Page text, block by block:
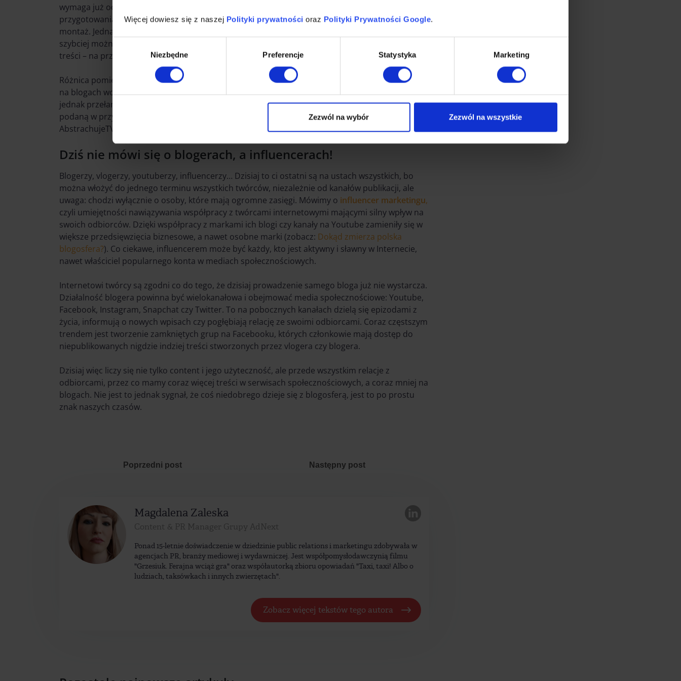
Więcej dowiesz się z naszej Polityki prywatności oraz Polityki Prywatności Google.
zgody
Niezbędne Preferencje Statystyka Marketing
Zezwól na wybór Zezwól na wszystkie
wymaga już odpowiedniego przygotowania: sprzętu, wyboru miejsca do nagrania,
przygotowania oświetlenia i dźwięku, zadbania o tło i własny wygląd; na koniec dochodzi jeszcze
montaż. Jednak i to zostało ułatwione dzięki rozwojowi technologii. Dzisiaj o wiele łatwiej i
szybciej można nagrać vloga, dzięki smartfonowi, przez co mamy wręcz wysyp błyskawicznych
treści – na przykład komentarzy do bardziej lub mniej ważnych sytuacji dla branży.
Różnica pomiędzy blogami a vlogami dotyczy rodzaju popularnych treści. Zgodnie z badaniami
na blogach wciąż poszukujemy inspiracji i wiedzy, a na vlogach – rozrywki. Ten trend zaczyna się
jednak przełamywać, o czym świadczą nowo tworzone kanały popularnonaukowe z wiedzą
podaną w przystępny sposób, czego przykładem są prowadzone przez znanych influencerów z
AbstrachujeTV kanały: „To już jutro”, „zRozum” czy „Dla pieniędzy”.
Dziś nie mówi się o blogerach, a influencerach!
Blogerzy, vlogerzy, youtuberzy, influencerzy… Dzisiaj to ci ostatni są na ustach wszystkich, bo
można włożyć do jednego terminu wszystkich twórców, niezależnie od kanałów publikacji, ale
uwaga: chodzi wyłącznie o osoby, które mają ogromne zasięgi. Mówimy o influencer marketingu,
czyli umiejętności nawiązywania współpracy z twórcami internetowymi mającymi silny wpływ na
swoich odbiorców. Dzięki współpracy z markami ich blogi czy kanały na Youtube zamieniły się w
większe przedsięwzięcia biznesowe, a nawet osobne marki (zobacz: Dokąd zmierza polska
blogosfera?). Co ciekawe, influencerem może być każdy, kto jest aktywny i sławny w Internecie,
nawet właściciel popularnego konta w mediach społecznościowych.
Internetowi twórcy są zgodni co do tego, że dzisiaj prowadzenie samego bloga już nie wystarcza.
Działalność blogera powinna być wielokanałowa i obejmować media społecznościowe: Youtube,
Facebook, Instagram, Snapchat czy Twitter. To na pobocznych kanałach dzielą się epizodami z
życia, informują o nowych wpisach czy pogłębiają relację ze swoimi odbiorcami. Coraz częstszym
trendem jest tworzenie zamkniętych grup na Facebooku, których członkowie mają dostęp do
niepublikowanych nigdzie indziej treści stworzonych przez vlogera czy blogera.
Dzisiaj więc liczy się nie tylko content i jego użyteczność, ale przede wszystkim relacje z
odbiorcami, przez co mamy coraz więcej treści w serwisach społecznościowych, a coraz mniej na
blogach. Nie jest to jednak sygnał, że coś niedobrego dzieje się z blogosferą, jest to po prostu
znak naszych czasów.
Poprzedni post Następny post
Magdalena Zaleska
Ponad 15-letnie doświadczenie w dziedzinie public relations i marketingu zdobywała w
agencjach PR, branży mediowej i wydawniczej. Jest współpomysłodawczynią filmu
"Grzesiuk. Ferajna wciąż gra" oraz współautorką zbioru opowiadań "Taxi, taxi! Albo o
ludziach, taksówkach i innych zwierzętach".
Zobacz więcej tekstów tego autora